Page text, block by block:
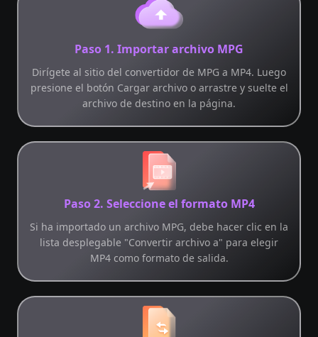
Paso 1. Importar archivo MPG
Dirígete al sitio del convertidor de MPG a MP4. Luego
presione el botón Cargar archivo o arrastre y suelte el
archivo de destino en la página.
Paso 2. Seleccione el formato MP4
Si ha importado un archivo MPG, debe hacer clic en la
lista desplegable "Convertir archivo a" para elegir
MP4 como formato de salida.